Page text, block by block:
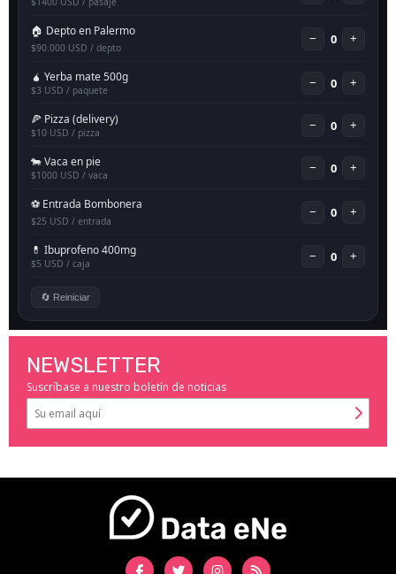
NEWSLETTER
Suscríbase a nuestro boletín de noticias